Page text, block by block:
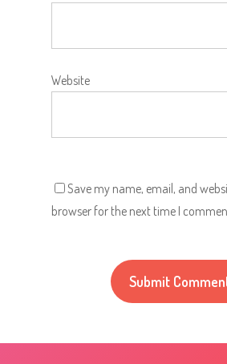
Website
Save my name, email, and
browser for the next time I